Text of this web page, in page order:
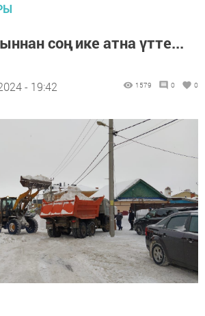
соң ике атна үтте...
- 19:42 1579 0 0